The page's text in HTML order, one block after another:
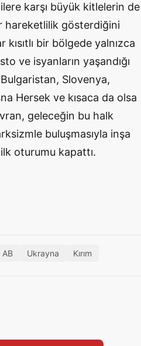
karşı büyük kitlelerin de
hareketlilik gösterdiğini
bir bölgede yalnızca
ve isyanların yaşandığı
Slovenya,
Hersek ve kısaca da olsa
geleceğin bu halk
buluşmasıyla inşa
oturumu kapattı.
AB Ukrayna Kırım